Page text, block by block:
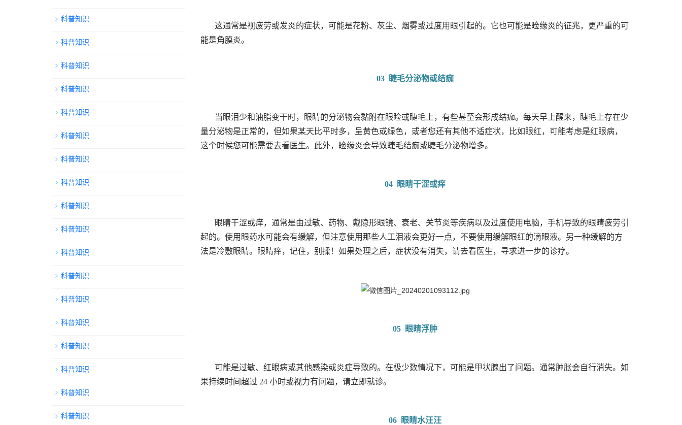
这通常是视疲劳或发炎的症状，可能是花粉、灰尘、烟雾或过度用眼引起的。它也可能是睑缘炎的征兆，更严重的可
能是角膜炎。
03 睫毛分泌物或结痂
当眼泪少和油脂变干时，眼睛的分泌物会黏附在眼睑或睫毛上，有些甚至会形成结痂。每天早上醒来，睫毛上存在少
量分泌物是正常的，但如果某天比平时多，呈黄色或绿色，或者您还有其他不适症状，比如眼红，可能考虑是红眼病，
这个时候您可能需要去看医生。此外，睑缘炎会导致睫毛结痂或睫毛分泌物增多。
04 眼睛干涩或痒
眼睛干涩或痒，通常是由过敏、药物、戴隐形眼镜、衰老、关节炎等疾病以及过度使用电脑，手机导致的眼睛疲劳引
起的。使用眼药水可能会有缓解，但注意使用那些人工泪液会更好一点，不要使用缓解眼红的滴眼液。另一种缓解的方
法是冷敷眼睛。眼睛痒，记住，别揉！如果处理之后，症状没有消失，请去看医生，寻求进一步的诊疗。
05 眼睛浮肿
可能是过敏、红眼病或其他感染或炎症导致的。在极少数情况下，可能是甲状腺出了问题。通常肿胀会自行消失。如
果持续时间超过 24 小时或视力有问题，请立即就诊。
06 眼睛水汪汪
科普知识
科普知识
科普知识
科普知识
科普知识
科普知识
科普知识
科普知识
科普知识
科普知识
科普知识
科普知识
科普知识
科普知识
科普知识
科普知识
科普知识
科普知识